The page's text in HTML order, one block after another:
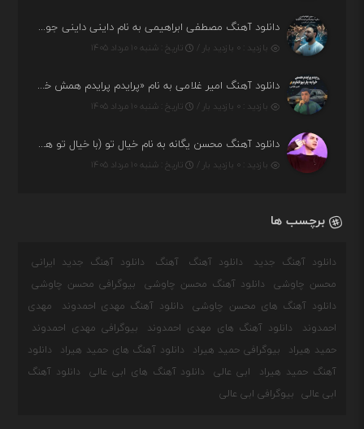
دانلود آهنگ مصطفی ابراهیمی به نام داینی داینی جونم قربون پنج تیر پرونم
بازدید : ۰ بازدید بار / تاریخ : شنبه ۱۰ مرداد ۱۴۰۵
دانلود آهنگ امیر غلامی به نام «پرایدم پرایدم همش خرابه یار نیو کنارم دیگه پولی نداروم (ریمیکس اینستاگرام)»
بازدید : ۰ بازدید بار / تاریخ : شنبه ۱۰ مرداد ۱۴۰۵
دانلود آهنگ محسن یگانه به نام خیال تو (با خیال تو هنوزم مثل هر روز و همیشه ریمیکس)
بازدید : ۰ بازدید بار / تاریخ : شنبه ۱۰ مرداد ۱۴۰۵
برچسب ها
دانلود آهنگ جدید دانلود آهنگ آهنگ
دانلود آهنگ جدید ایرانی
محسن چاوشی
دانلود آهنگ محسن چاوشی
بیوگرافی محسن چاوشی
دانلود آهنگ های محسن چاوشی
دانلود آهنگ مهدی احمدوند
مهدی
احمدوند
دانلود آهنگ های مهدی احمدوند
بیوگرافی مهدی احمدوند
حمید هیراد
بیوگرافی حمید هیراد دانلود آهنگ های حمید هیراد
دانلود
آهنگ حمید هیراد
ابی عالی دانلود آهنگ های ابی عالی
دانلود آهنگ
ابی عالی
بیوگرافی ابی عالی